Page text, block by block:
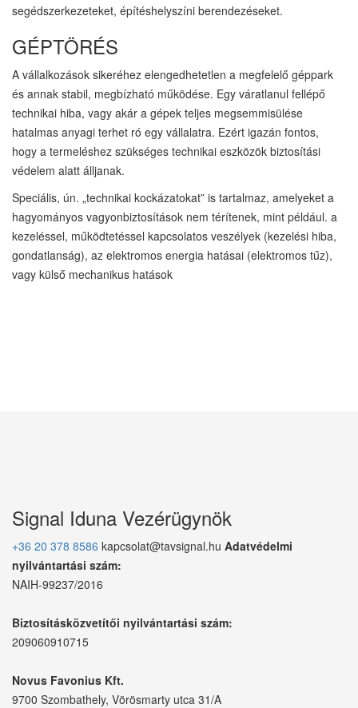
segédszerkezeteket, építéshelyszíni berendezéseket.
GÉPTÖRÉS
A vállalkozások sikeréhez elengedhetetlen a megfelelő géppark
és annak stabil, megbízható működése. Egy váratlanul fellépő
technikai hiba, vagy akár a gépek teljes megsemmisülése
hatalmas anyagi terhet ró egy vállalatra. Ezért igazán fontos,
hogy a termeléshez szükséges technikai eszközök biztosítási
védelem alatt álljanak.
Speciális, ún. „technikai kockázatokat” is tartalmaz, amelyeket a
hagyományos vagyonbiztosítások nem térítenek, mint például. a
kezeléssel, működtetéssel kapcsolatos veszélyek (kezelési hiba,
gondatlanság), az elektromos energia hatásai (elektromos tűz),
vagy külső mechanikus hatások
Signal Iduna Vezérügynök
+36 20 378 8586 kapcsolat@tavsignal.hu Adatvédelmi
nyilvántartási szám:
NAIH-99237/2016
Biztosításközvetítői nyilvántartási szám:
209060910715
Novus Favonius Kft.
9700 Szombathely, Vörösmarty utca 31/A